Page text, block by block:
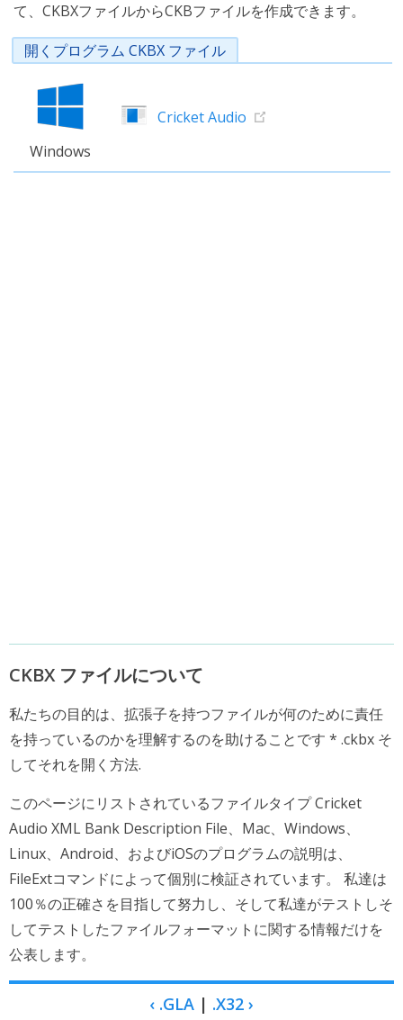
て、CKBXファイルからCKBファイルを作成できます。
開くプログラム CKBX ファイル
Windows
Cricket Audio
CKBX ファイルについて
私たちの目的は、拡張子を持つファイルが何のために責任
を持っているのかを理解するのを助けることです * .ckbx そ
してそれを開く方法.
このページにリストされているファイルタイプ Cricket
Audio XML Bank Description File、Mac、Windows、
Linux、Android、およびiOSのプログラムの説明は、
FileExtコマンドによって個別に検証されています。 私達は
100％の正確さを目指して努力し、そして私達がテストしそ
してテストしたファイルフォーマットに関する情報だけを
公表します。
‹ .GLA | .X32 ›